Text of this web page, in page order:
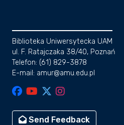
Biblioteka Uniwersytecka UAM
ul. F. Ratajczaka 38/40, Poznań
Telefon: (61) 829-3878
E-mail: amur@amu.edu.pl
Send Feedback